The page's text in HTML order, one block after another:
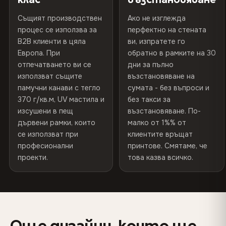
ДОСТАВКА И ИНДИВИДУАЛНИ РАЗМЕРИ
Доставка по цяла ЕС. Персонализирани размери са
налични по поръчка.
Цветове, които няма да избледнеят
Устойчиви на UV лъчи мастила за дългосрочно запазване
на цветовете - дори на пряка слънчева светлина
На закрито/на
открито
Препоръчва се употреба на
закрито
Произведено в България, ЕС
Код на продукта VH-CP-6247
Прочетете пълната политика за доставка и
връщане
Същият производствен
процес се използва за
B2B клиенти в цяла
Европа. При
отпечатването ви се
използват същите
памучни канави с тегло
370 г/кв.м, UV мастила и
изсушени в пещ
дървени рамки, които
се използват при
професионални
проекти.
Ако не изглежда
перфектно на стената
ви, изпратете го
обратно в рамките на 30
дни за пълно
възстановяване на
сумата - без въпроси и
без такси за
възстановяване. По-
малко от 1%% от
клиентите връщат
принтове. Смятаме, че
това казва всичко.